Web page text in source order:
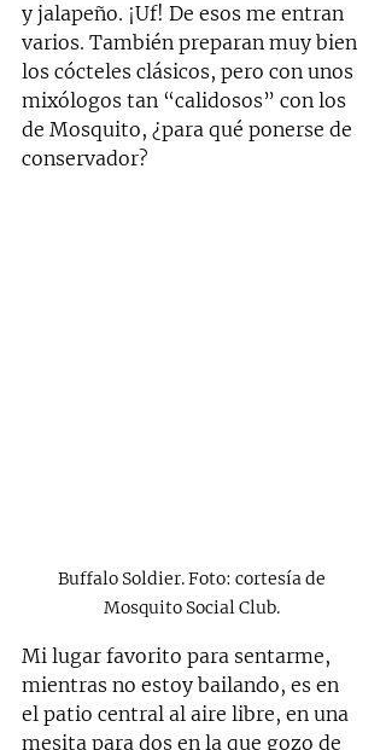
y jalapeño. ¡Uf! De esos me entran
varios. También preparan muy bien
los cócteles clásicos, pero con unos
mixólogos tan “calidosos” con los
de Mosquito, ¿para qué ponerse de
conservador?
Buffalo Soldier. Foto: cortesía de
Mosquito Social Club.
Mi lugar favorito para sentarme,
mientras no estoy bailando, es en
el patio central al aire libre, en una
mesita para dos en la que gozo de